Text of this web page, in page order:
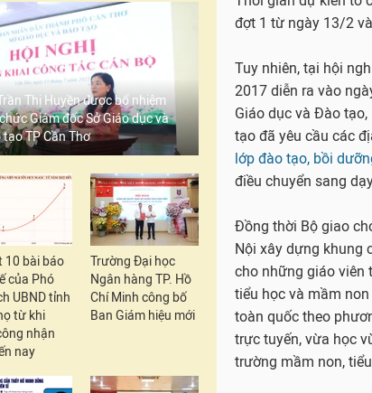
Thị Huyền được bổ nhiệm
Giám đốc Sở Giáo dục và
TP Cần Thơ
10 bài báo
của Phó
UBND tỉnh
từ khi
nhận
nay
Trường Đại học
Ngân hàng TP. Hồ
Chí Minh công bố
Ban Giám hiệu mới
Bộ Giáo dục và
Thực hiện Quyết
viên trung học cơ sở
ban hành kế hoạch
chuyển.
Thời gian dự kiến tổ
đợt 1 từ ngày 13/2
Tuy nhiên, tại hội